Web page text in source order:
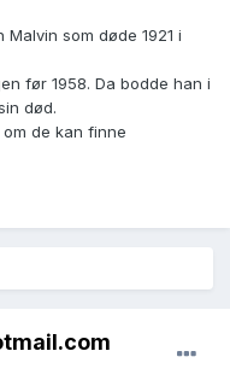
som døde 1921 i
før 1958. Da bodde han i
død.
de kan finne